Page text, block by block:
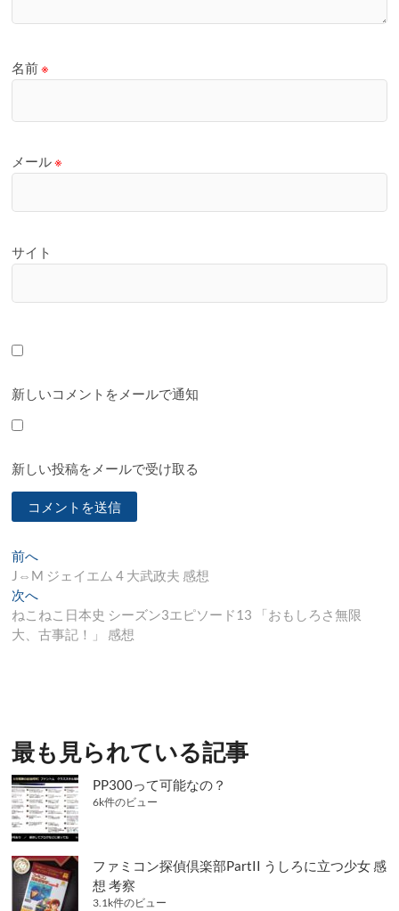
名前※
メール※
サイト
新しいコメントをメールで通知
新しい投稿をメールで受け取る
投
稿
ナ
ビ
ョ
ン
前へ
去
投
稿:
J⇔M ジェイエム 4 大武政夫 感想
次へ
の
投
ねこねこ日本史 シーズン3エピソード13 「おもしろさ無限
大、古事記！」 感想
最も見られている記事
PP300って可能なの？
6k件のビュー
ファミコン探偵倶楽部PartII うしろに立つ少女 感
想 考察
3.1k件のビュー